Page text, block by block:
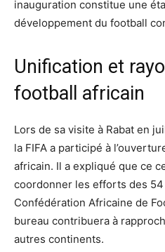
inauguration constitue une
développement du football
Unification et
football africain
Lors de sa visite à Rabat en
la FIFA a participé à
africain. Il a expliqué que ce
coordonner les efforts des
Confédération Africaine de
bureau contribuera à
autres continents.